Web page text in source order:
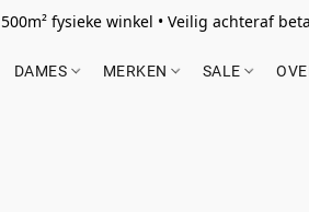
500m² fysieke winkel • Veilig achteraf
DAMES MERKEN SALE